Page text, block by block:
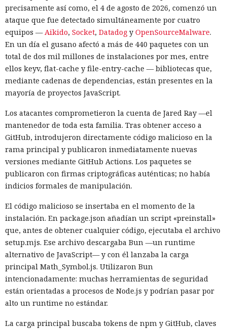
Tails es una distribución portátil de Linux que se inicia
desde una unidad USB y no deja rastro en el disco tras
apagarla. La utilizan periodistas y activistas que necesitan
ocultar su identidad o eludir la censura. El navegador
integrado Tor Browser proporciona salida a Internet a través
de la red anónima Tor.
El fallo estuvo presente en el núcleo desde la versión 5.7,
semana pasada. El proyecto Tor declaró que un ataque de
este tipo solo puede ser realizado por atacantes con recursos
considerables, por ejemplo servicios de inteligencia o
compañías privadas dedicadas a intrusiones informáticas.
No se han registrado casos de su uso en la práctica.
Junto con esta vulnerabilidad, en Tails corrigieron otros
privilegios de administrador. Uno de ellos está relacionado
con la biblioteca expat: si se engaña a la víctima para que
abra un archivo malicioso en LibreOffice, Audacity o Git, el
atacante también puede lograr el control total del sistema e
identificar al usuario.
Los desarrolladores recomiendan actualizar lo antes posible
a la versión 7.10.1 mediante la actualización automática o
manual —esto permite conservar los datos en la sección
La era de Google Assistant llega
precisamente así como, el 4 de agosto de 2026, comenzó un
ataque que fue detectado simultáneamente por cuatro
equipos — Aikido, Socket, Datadog y OpenSourceMalware.
En un día el gusano afectó a más de 440 paquetes con un
total de dos mil millones de instalaciones por mes, entre
ellos keyv, flat-cache y file-entry-cache — bibliotecas que,
mediante cadenas de dependencias, están presentes en la
mayoría de proyectos JavaScript.
Los atacantes comprometieron la cuenta de Jared Ray —el
mantenedor de toda esta familia. Tras obtener acceso a
GitHub, introdujeron directamente código malicioso en la
rama principal y publicaron inmediatamente nuevas
versiones mediante GitHub Actions. Los paquetes se
publicaron con firmas criptográficas auténticas; no había
indicios formales de manipulación.
El código malicioso se insertaba en el momento de la
instalación. En package.json añadían un script «preinstall»
que, antes de obtener cualquier código, ejecutaba el archivo
setup.mjs. Ese archivo descargaba Bun —un runtime
alternativo de JavaScript— y con él lanzaba la carga
principal Math_Symbol.js. Utilizaron Bun
intencionadamente: muchas herramientas de seguridad
están orientadas a procesos de Node.js y podrían pasar por
alto un runtime no estándar.
La carga principal buscaba tokens de npm y GitHub, claves